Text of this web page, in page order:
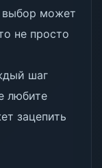
выбор может
не просто
шаг
любите
зацепить